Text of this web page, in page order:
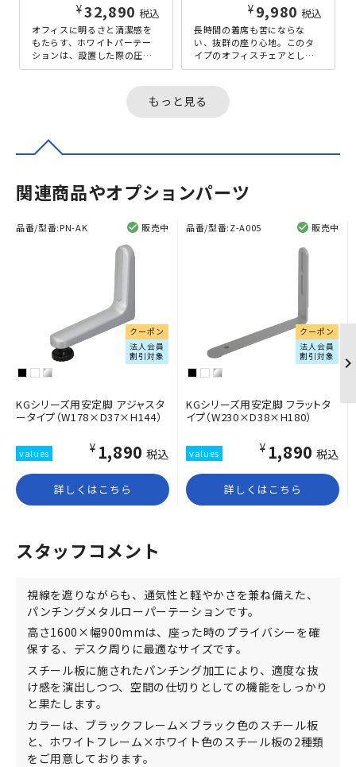
¥32,890 税込
オフィスに明るさと清潔感を
もたらす、ホワイトパーテー
ションは、設置した際の圧迫
感も少なく、解放感を重視し
¥ 9,980 税込
長時間の着席も苦にならな
い、抜群の座り心地。このタ
イプのオフィスチェアとして
は比較的ロープライスなが
ません。背面・...
もっと見る
関連商品やオプションパーツ
品番/型番:PN-AK 販売中
クーポン
法人会員
割引対象
KGシリーズ用安定脚 アジャスタ
ータイプ（W178×D37×H144）
¥1,890 税込
詳しくはこちら
品番/型番:Z-A005 販売中
クーポン
法人会員
割引対象
KGシリーズ用安定脚 フラットタ
イプ（W230×D38×H180）
¥1,890 税込
詳しくはこちら
スタッフコメント
視線を遮りながらも、通気性と軽やかさを兼ね備えた、
パンチングメタルローパーテーションです。
高さ1600×幅900mmは、座った時のプライバシーを確
保する、デスク周りに最適なサイズです。
スチール板に施されたパンチング加工により、適度な抜
け感を演出しつつ、空間の仕切りとしての機能をしっかり
と果たします。
カラーは、ブラックフレーム×ブラック色のスチール板
と、ホワイトフレーム×ホワイト色のスチール板の2種類
をご用意しております。